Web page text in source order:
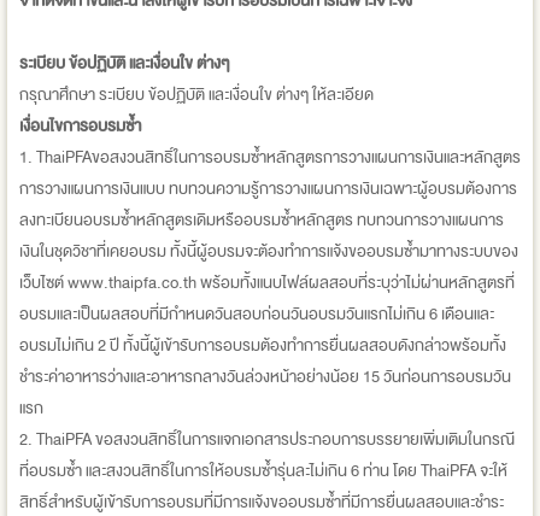
ระเบียบ ข้อปฏิบัติ และเงื่อนใข ต่างๆ
กรุณาศึกษา ระเบียบ ข้อปฏิบัติ และเงื่อนใข ต่างๆ ให้ละเอียด
เงื่อนไขการอบรมซ้ำ
1. ThaiPFAขอสงวนสิทธิ์ในการอบรมซ้ำหลักสูตรการวางแผนการเงินและหลักสูตร
การวางแผนการเงินแบบ ทบทวนความรู้การวางแผนการเงินเฉพาะผู้อบรมต้องการ
ลงทะเบียนอบรมซ้ำหลักสูตรเดิมหรืออบรมซ้ำหลักสูตร ทบทวนการวางแผนการ
เงินในชุดวิชาที่เคยอบรม ทั้งนี้ผู้อบรมจะต้องทำการแจ้งขออบรมซ้ำมาทางระบบของ
เว็บไซต์ www.thaipfa.co.th พร้อมทั้งแนบไฟล์ผลสอบที่ระบุว่าไม่ผ่านหลักสูตรที่
อบรมและเป็นผลสอบที่มีกำหนดวันสอบก่อนวันอบรมวันแรกไม่เกิน 6 เดือนและ
อบรมไม่เกิน 2 ปี ทั้งนี้ผู้เข้ารับการอบรมต้องทำการยื่นผลสอบดังกล่าวพร้อมทั้ง
ชำระค่าอาหารว่างและอาหารกลางวันล่วงหน้าอย่างน้อย 15 วันก่อนการอบรมวัน
แรก
2. ThaiPFA ขอสงวนสิทธิ์ในการแจกเอกสารประกอบการบรรยายเพิ่มเติมในกรณี
ที่อบรมซ้ำ และสงวนสิทธิ์ในการให้อบรมซ้ำรุ่นละไม่เกิน 6 ท่าน โดย ThaiPFA จะให้
สิทธิ์สำหรับผู้เข้ารับการอบรมที่มีการแจ้งขออบรมซ้ำที่มีการยื่นผลสอบและชำระ